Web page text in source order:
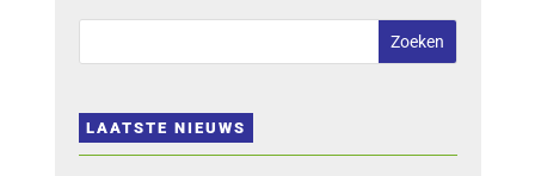
LAATSTE NIEUWS